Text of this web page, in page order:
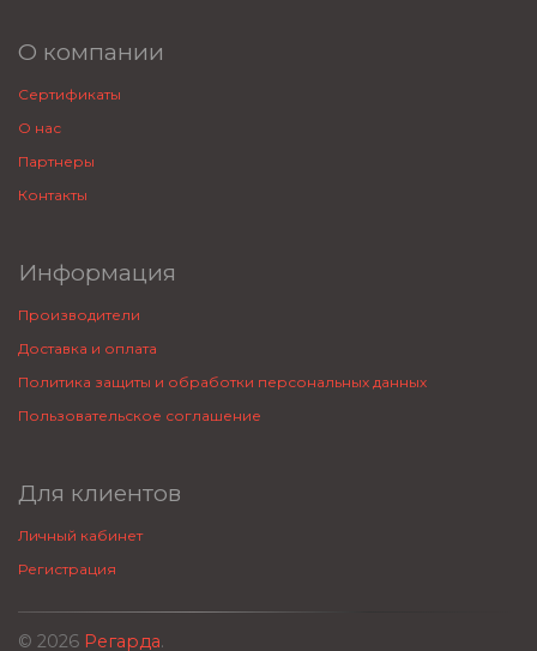
О компании
Сертификаты
О нас
Партнеры
Контакты
Информация
Производители
Доставка и оплата
Политика защиты и обработки персональных данных
Пользовательское соглашение
Для клиентов
Личный кабинет
Регистрация
© 2026 Регарда.